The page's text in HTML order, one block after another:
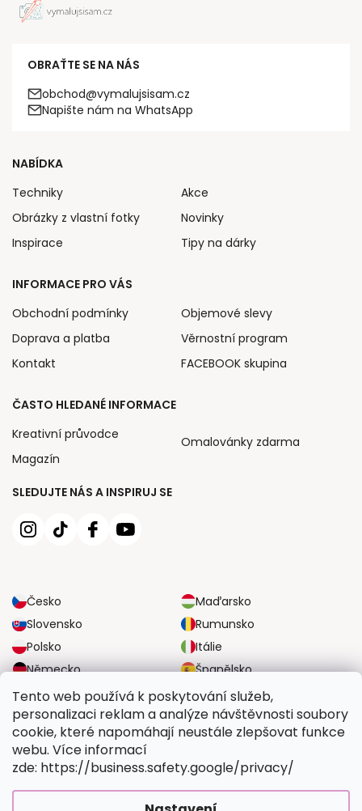
Tento web používá k poskytování služeb,
personalizaci reklam a analýze návštěvnosti soubory
cookie, které napomáhají neustále zlepšovat funkce
webu. Více informací
zde: https://business.safety.google/privacy/
OBRAŤTE SE NA NÁS
obchod@vymalujsisam.cz
Napište nám na WhatsApp
SLEDUJTE NÁS A INSPIRUJ SE
Česko
Maďarsko
Slovensko
Rumunsko
Polsko
Itálie
Německo
Španělsko
Velká Británie
Rakousko
NABÍDKA
Techniky
Obrázky z vlastní fotky
Inspirace
Akce
Novinky
Tipy na dárky
INFORMACE PRO VÁS
Obchodní podmínky
Doprava a platba
Kontakt
Objemové slevy
Věrnostní program
FACEBOOK skupina
ČASTO HLEDANÉ INFORMACE
Kreativní průvodce
Magazín
Omalovánky zdarma
SPOLEHLIVÉ MOŽNOSTI DOPRAVY
BEZPEČNÉ MOŽNOSTI PLATBY